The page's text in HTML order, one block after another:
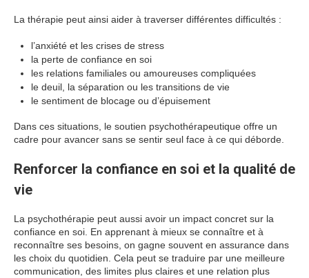
La thérapie peut ainsi aider à traverser différentes difficultés :
l’anxiété et les crises de stress
la perte de confiance en soi
les relations familiales ou amoureuses compliquées
le deuil, la séparation ou les transitions de vie
le sentiment de blocage ou d’épuisement
Dans ces situations, le soutien psychothérapeutique offre un
cadre pour avancer sans se sentir seul face à ce qui déborde.
Renforcer la confiance en soi et la qualité de
vie
La psychothérapie peut aussi avoir un impact concret sur la
confiance en soi. En apprenant à mieux se connaître et à
reconnaître ses besoins, on gagne souvent en assurance dans
les choix du quotidien. Cela peut se traduire par une meilleure
communication, des limites plus claires et une relation plus